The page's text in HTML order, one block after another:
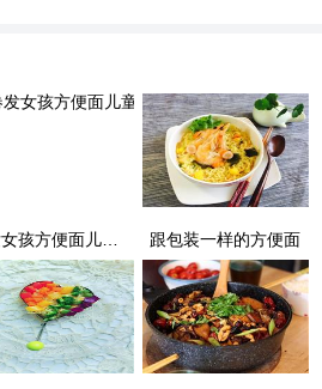
跟包装一样的方便面